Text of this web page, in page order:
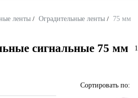
ленты / Оградительные ленты / 75 мм
сигнальные 75 мм
Сортировать по: